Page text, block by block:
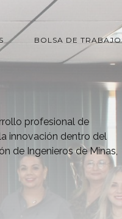
BOLSA DE TRABAJO
profesional de
innovación dentro del
de Ingenieros de Minas,